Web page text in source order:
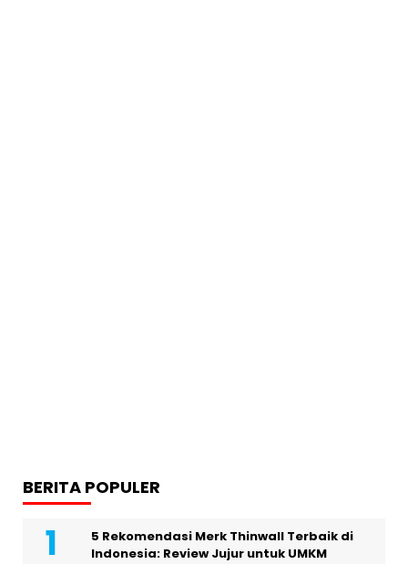
BERITA POPULER
5 Rekomendasi Merk Thinwall Terbaik di
Indonesia: Review Jujur untuk UMKM